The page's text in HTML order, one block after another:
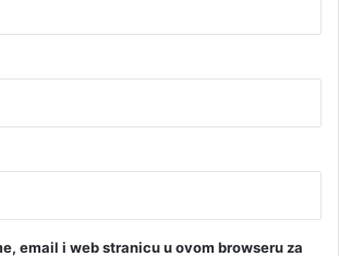
email i web stranicu u ovom browseru za